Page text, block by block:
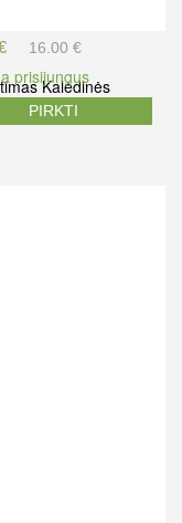
prisijungus
16.00 €
PIRKTI
Kalėdinės
lemputės